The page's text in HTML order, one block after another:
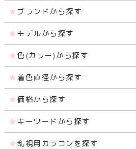
ブランドから探す
モデルから探す
色(カラー)から探す
着色直径から探す
価格から探す
キーワードから探す
乱視用カラコンを探す